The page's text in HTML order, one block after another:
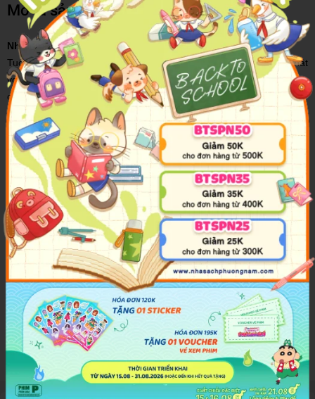
Mô tả sản phẩm
Những Câu Chuyện Dạy Trẻ Phát Huy Trí Tưởng Tượng
Tuổi thơ là tháng ngày ngập tràn màu sắc rực rỡ, tràn đầy khát
vọng và mơ ước được bay xa, vì vậy tâm hồn non nớt của trẻ em
cần được hun đúc bởi những phẩm chất tốt đẹp, sự phấn đấu, tự
tin, kiên cường và lạc quan.
Đứa trẻ nào cũng đều thích được nghe kể chuyện, mỗi câu chuyện
lại mang những màu sắc khác nhau, các bậc cha mẹ nên dựa vào
tính cách từng trẻ để có thể giáo dục các em tốt hơn, điều đó giúp
cho nỗ lực nuôi dạy trẻ sẽ có hiệu quả hơn nhiều. Vì vậy, chúng tôi
đã vô cùng cẩn thận sưu tầm các câu chuyện hay nổi tiếng trong
và ngoài nước để soạn thành bộ sách: Những câu chuyện dạy trẻ
về lòng tự tin; cách ứng xử; cách tư duy độc lập; phát huy trí tưởng
tượng; biết lễ phép, lịch sự. Những câu chuyện này sẽ là bạn đồng
hành cho trẻ, khiến trẻ hiểu được chân lý làm người.
Thời kỳ trưởng thành chỉ là hữu hạn, nhưng ký ức thì có thể đi theo
ta mãi mãi. Hy vọng bộ sách có thể đồng hành cùng các bậc cha
mẹ, cùng nhau chắp cánh cho con trẻ trên con đường đi tới lý
tưởng.